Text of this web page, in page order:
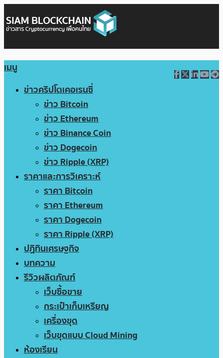
เมนู
ข่าวคริปโตเคอเรนซี่
ข่าว Bitcoin
ข่าว Ethereum
ข่าว Binance Coin
ข่าว Dogecoin
ข่าว Ripple (XRP)
ราคาและการวิเคราะห์
ราคา Bitcoin
ราคา Ethereum
ราคา Dogecoin
ราคา Ripple (XRP)
ปฏิทินเศรษฐกิจ
บทความ
รีวิวผลิตภัณฑ์
เว็บซื้อขาย
กระเป๋าเก็บเหรียญ
เครื่องขุด
เว็บขุดแบบ Cloud Mining
ห้องเรียน